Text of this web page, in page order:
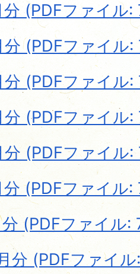
(PDFファイル:
(PDFファイル:
(PDFファイル:
(PDFファイル:
(PDFファイル:
(PDFファイル:
(PDFファイル:
分 (PDFファイル